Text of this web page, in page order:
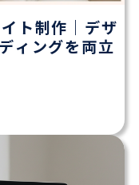
ト制作｜デザ
ィングを両立